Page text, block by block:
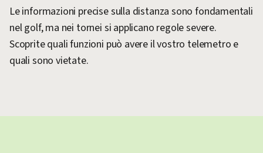
Le informazioni precise sulla distanza sono fondamentali
nel golf, ma nei tornei si applicano regole severe.
Scoprite quali funzioni può avere il vostro telemetro e
quali sono vietate.